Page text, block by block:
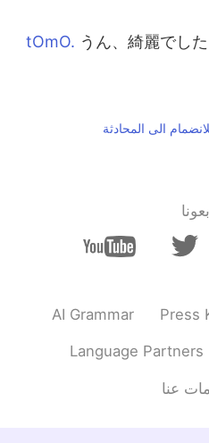
うん、綺麗でし
It’s open until
AI Grammar Press
Language Partners
عنا